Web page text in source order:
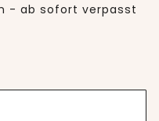
- ab sofort verpasst